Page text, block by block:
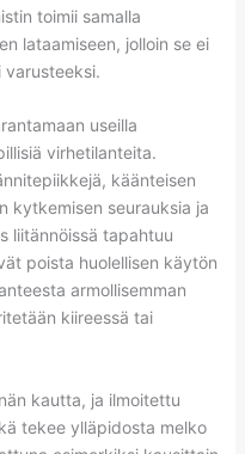
toimii samalla
lataamiseen, jolloin se ei
useilla
virhetilanteita.
käänteisen
kytkemisen seurauksia ja
liitännöissä tapahtuu
poista huolellisen käytön
armollisemman
kiireessä tai
kautta, ja ilmoitettu
tekee ylläpidosta melko